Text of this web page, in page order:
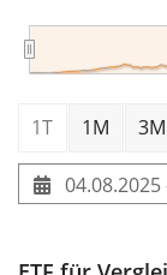
1T 1M 3M
04.08.2025